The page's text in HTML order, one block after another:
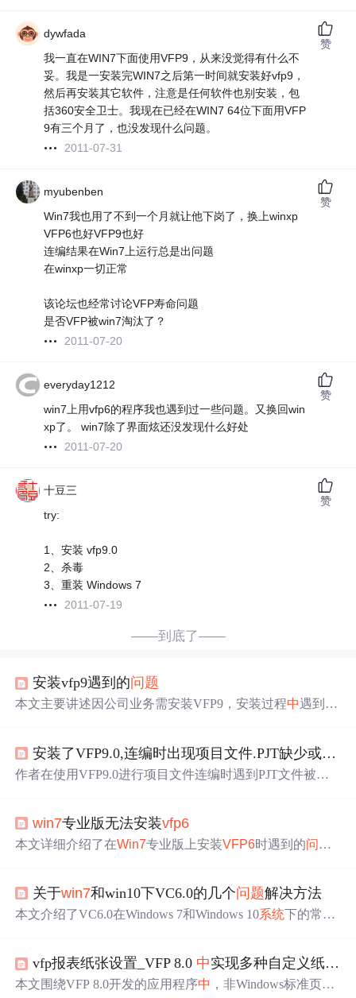
dywfada
我一直在WIN7下面使用VFP9，从来没觉得有什么不
妥。我是一安装完WIN7之后第一时间就安装好vfp9，
然后再安装其它软件，注意是任何软件也别安装，包
括360安全卫士。我现在已经在WIN7 64位下面用VFP
9有三个月了，也没发现什么问题。
2011-07-31
赞
myubenben
Win7我也用了不到一个月就让他下岗了，换上winxp
VFP6也好VFP9也好
连编结果在Win7上运行总是出问题
在winxp一切正常
该论坛也经常讨论VFP寿命问题
是否VFP被win7淘汰了？
2011-07-20
赞
everyday1212
win7上用vfp6的程序我也遇到过一些问题。又换回win
xp了。 win7除了界面炫还没发现什么好处
2011-07-20
赞
十豆三
try:
1、安装 vfp9.0
2、杀毒
3、重装 Windows 7
2011-07-19
赞
——到底了——
安装vfp9遇到的问题
本文主要讲述因公司业务需安装VFP9，安装过程中遇到诸
；第三个选项下载补丁有问题；win7 系统还需安装MSXM
L 4.0。文中给出了相应解决办法和资源下载链接。
安装了VFP9.0,连编时出现项目文件.PJT缺少或无效而无法连编
作者在使用VFP9.0进行项目文件连编时遇到PJT文件被标
系统中该问题并不存在。
win7专业版无法安装vfp6
本文详细介绍了在Win7专业版上安装VFP6时遇到的问题
关于win7和win10下VC6.0的几个问题解决方法
本文介绍了VC6.0在Windows 7和Windows 10系统下的常见
重点提供了DLL替换、注册表配置和兼容性设置等技术手
段，适用于MFC开发环境的搭建与维护。
vfp报表纸张设置_VFP 8.0 中实现多种自定义纸张格式的报表打印(转贴)
本文围绕VFP 8.0开发的应用程序中 ，非Windows标准页面